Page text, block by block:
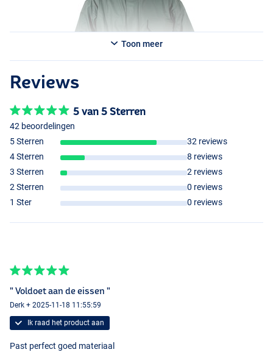
Toon meer
Reviews
5 van 5 Sterren
42 beoordelingen
5 Sterren
32 reviews
4 Sterren
8 reviews
3 Sterren
2 reviews
2 Sterren
0 reviews
1 Ster
0 reviews
" Voldoet aan de eissen "
Derk + 2025-11-18 11:55:59
Ik raad het product aan
Past perfect goed materiaal